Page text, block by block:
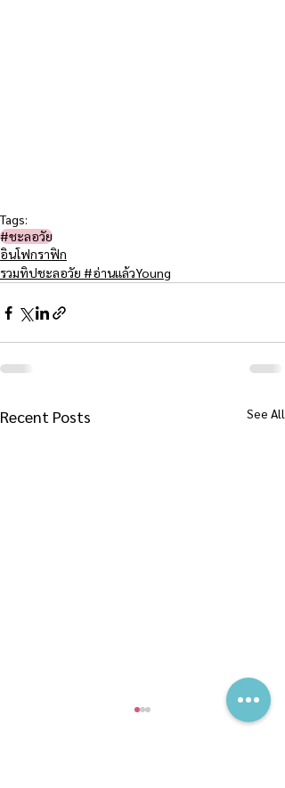
Tags:
#ชะลอวัย​
อินโฟกราฟิก
รวมทิปชะลอวัย #อ่านแล้วYoung
Recent Posts See All